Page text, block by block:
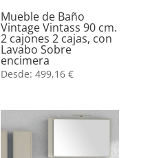
Mueble de Baño
Vintage Vintass 90 cm.
2 cajones 2 cajas, con
Lavabo Sobre
encimera
Desde:499,16€